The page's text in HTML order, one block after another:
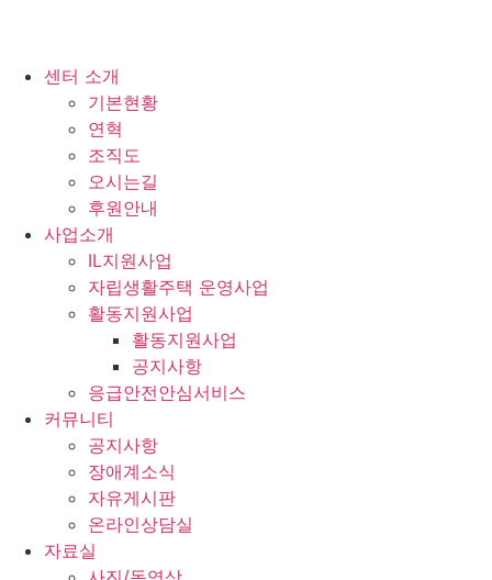
센터 소개
기본현황
연혁
조직도
오시는길
후원안내
사업소개
IL지원사업
자립생활주택 운영사업
활동지원사업
활동지원사업
공지사항
응급안전안심서비스
커뮤니티
공지사항
장애계소식
자유게시판
온라인상담실
자료실